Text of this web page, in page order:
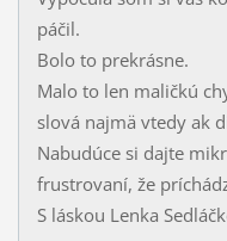
páčil.
Bolo to prekrásne.
Malo to len maličkú
slová najmä vtedy ak
Nabudúce si dajte
frustrovaní, že
S láskou Lenka